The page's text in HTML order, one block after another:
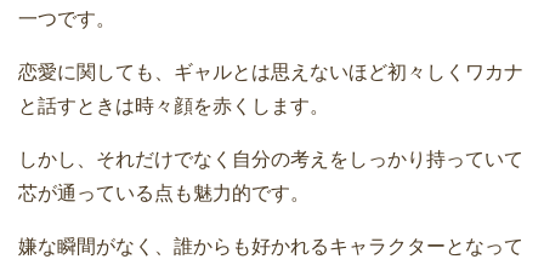
一つです。
恋愛に関しても、ギャルとは思えないほど初々しくワカナ
と話すときは時々顔を赤くします。
しかし、それだけでなく自分の考えをしっかり持っていて
芯が通っている点も魅力的です。
嫌な瞬間がなく、誰からも好かれるキャラクターとなって